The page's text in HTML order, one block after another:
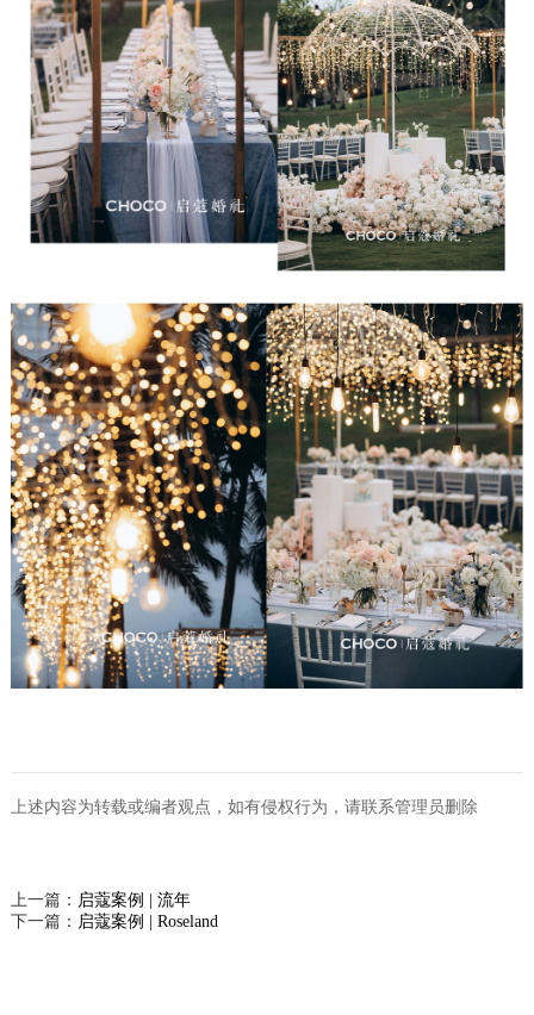
上述内容为转载或编者观点，如有侵权行为，请联系管理员删除
上一篇： 启蔻案例 | 流年
下一篇： 启蔻案例 | Roseland